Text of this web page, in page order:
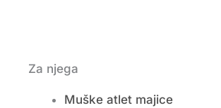
Za njega
Muške atlet majice